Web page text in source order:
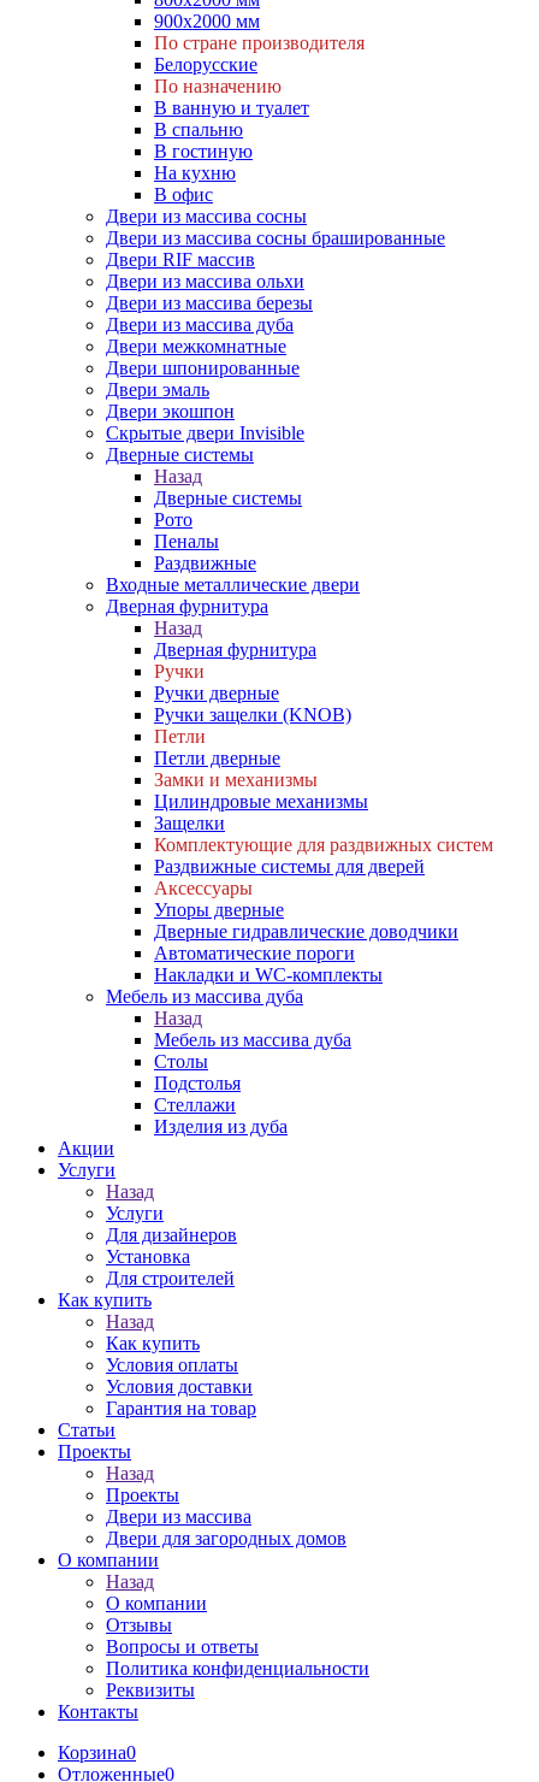
900х2000 мм
По стране производителя
Белорусские
По назначению
В ванную и туалет
В спальню
В гостиную
На кухню
В офис
Двери из массива сосны
Двери из массива сосны брашированные
Двери RIF массив
Двери из массива ольхи
Двери из массива березы
Двери из массива дуба
Двери межкомнатные
Двери шпонированные
Двери эмаль
Двери экошпон
Скрытые двери Invisible
Дверные системы
Назад
Дверные системы
Рото
Пеналы
Раздвижные
Входные металлические двери
Дверная фурнитура
Назад
Дверная фурнитура
Ручки
Ручки дверные
Ручки защелки (KNOB)
Петли
Петли дверные
Замки и механизмы
Цилиндровые механизмы
Защелки
Комплектующие для раздвижных систем
Раздвижные системы для дверей
Аксессуары
Упоры дверные
Дверные гидравлические доводчики
Автоматические пороги
Накладки и WC-комплекты
Мебель из массива дуба
Назад
Мебель из массива дуба
Столы
Подстолья
Стеллажи
Изделия из дуба
Акции
Услуги
Назад
Услуги
Для дизайнеров
Установка
Для строителей
Как купить
Назад
Как купить
Условия оплаты
Условия доставки
Гарантия на товар
Статьи
Проекты
Назад
Проекты
Двери из массива
Двери для загородных домов
О компании
Назад
О компании
Отзывы
Вопросы и ответы
Политика конфиденциальности
Реквизиты
Контакты
Корзина0
Отложенные0